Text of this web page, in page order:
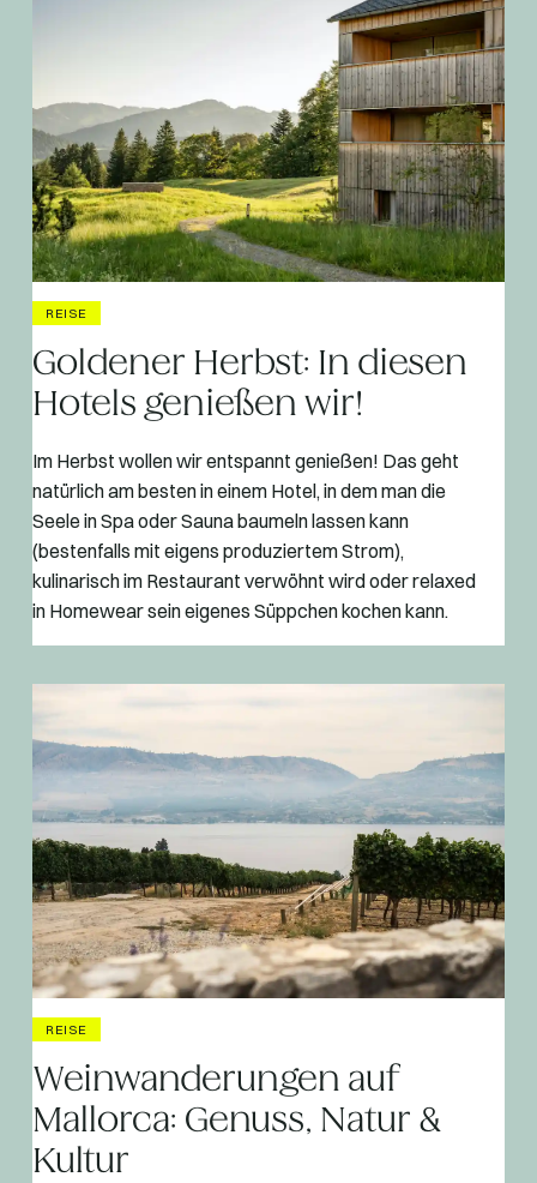
REISE
Goldener Herbst: In diesen
Hotels genießen wir!
Im Herbst wollen wir entspannt genießen! Das geht
natürlich am besten in einem Hotel, in dem man die
Seele in Spa oder Sauna baumeln lassen kann
(bestenfalls mit eigens produziertem Strom),
kulinarisch im Restaurant verwöhnt wird oder relaxed
in Homewear sein eigenes Süppchen kochen kann.
REISE
Weinwanderungen auf
Mallorca: Genuss, Natur &
Kultur